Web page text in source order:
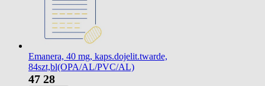
Emanera, 40 mg, kaps.dojelit.twarde,
84szt,bl(OPA/AL/PVC/AL)
47 28